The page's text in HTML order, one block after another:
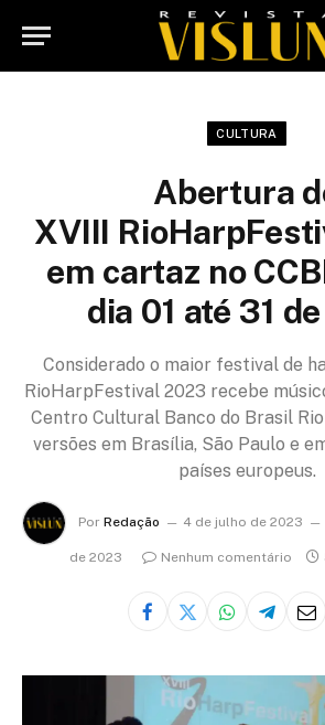
CULTURA
Abertura
XVIII
em cartaz no
dia 01 até 31
Considerado o maior festival de
RioHarpFestival 2023 recebe
Centro Cultural Banco do Brasil
versões em Brasília, São Paulo e
países europeus.
Por Redação 4 de julho de 2023
de 2023 Nenhum comentário